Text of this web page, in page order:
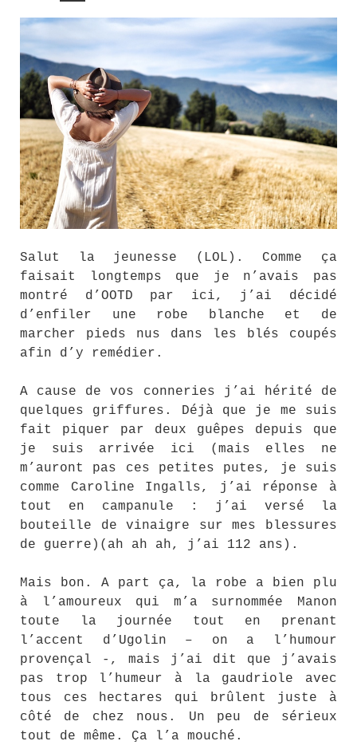
Salut la jeunesse (LOL). Comme ça
faisait longtemps que je n’avais pas
montré d’OOTD par ici, j’ai décidé
d’enfiler une robe blanche et de
marcher pieds nus dans les blés coupés
afin d’y remédier.
A cause de vos conneries j’ai hérité de
quelques griffures. Déjà que je me suis
fait piquer par deux guêpes depuis que
je suis arrivée ici (mais elles ne
m’auront pas ces petites putes, je suis
comme Caroline Ingalls, j’ai réponse à
tout en campanule : j’ai versé la
bouteille de vinaigre sur mes blessures
de guerre)(ah ah ah, j’ai 112 ans).
Mais bon. A part ça, la robe a bien plu
à l’amoureux qui m’a surnommée Manon
toute la journée tout en prenant
l’accent d’Ugolin – on a l’humour
provençal -, mais j’ai dit que j’avais
pas trop l’humeur à la gaudriole avec
tous ces hectares qui brûlent juste à
côté de chez nous. Un peu de sérieux
tout de même. Ça l’a mouché.